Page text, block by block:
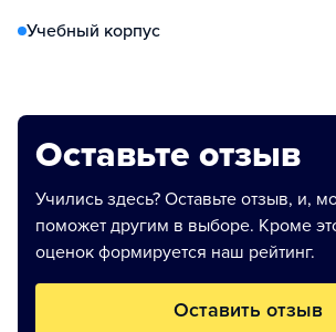
Учебный корпус
Оставьте отзыв
Учились здесь? Оставьте отзыв, и,
поможет другим в выборе. Кроме
оценок формируется наш рейтинг.
Оставить отзыв